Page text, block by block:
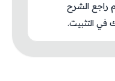
راجع الشرح
في التثبيت.